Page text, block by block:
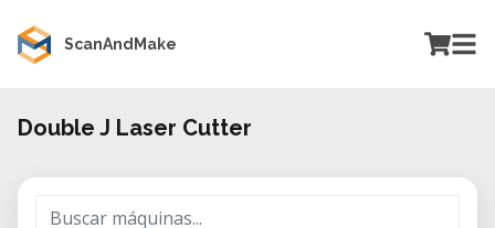
ScanAndMake
Double J Laser Cutter